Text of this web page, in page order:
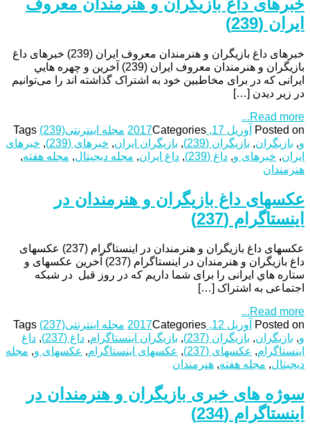
ایران (239)
خبرهای داغ بازیگران و هنرمندان معروف ایران (239) خبرهای داغ
بازیگران و هنرمندان معروف ایران (239) آخرین و چهره هایي
ایرانی که در برای مخاطبین خود به اشتراک گذاشته اند را می‌توانیم
در زیر دیدن […]
Read more...
Posted on
آوریل 17, 2017 Categories مجله اینترنتی Tags (239)
و, بازیگران, بازیگران (239) , بازیگران ایران, خبرهای (239) , خبرهای
ایران, خبرهای و, داغ (239) , داغ ایران, مجله دیجیتال, مجله هفته,
هنرمندان
عکسهای داغ بازیگران و هنرمندان در
اینستاگرام (237)
عکسهای داغ بازیگران و هنرمندان در اینستاگرام (237) عکسهای
داغ بازیگران و هنرمندان در اینستاگرام (237) آخرین عکسهای و
ستاره هاي ایرانی را برای شما داریم که در روز قبل در شبکه
اجتماعی به اشتراک […]
Read more...
Posted on
آوریل 12, 2017 Categories مجله اینترنتی Tags (237)
و, بازیگران, بازیگران (237) , بازیگران اینستاگرام, داغ (237) , داغ
اینستاگرام, عکسهای (237) , عکسهای اینستاگرام, عکسهای و, مجله
دیجیتال, مجله هفته, هنرمندان
سوژه های خبری بازیگران و هنرمندان در
اینستاگرام (234)